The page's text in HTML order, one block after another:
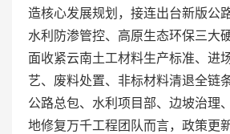
造核心发展规划，接连出台新版公
水利防渗管控、高原生态环保三大
面收紧云南土工材料生产标准、进
艺、废料处置、非标材料清退全链
公路总包、水利项目部、边坡治理
地修复万千工程团队而言，政策更